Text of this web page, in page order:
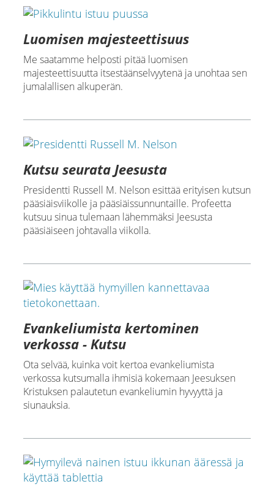
Luomisen majesteettisuus
Me saatamme helposti pitää luomisen
majesteettisuutta itsestäänselvyytenä ja unohtaa sen
jumalallisen alkuperän.
Kutsu seurata Jeesusta
Presidentti Russell M. Nelson esittää erityisen kutsun
pääsiäisviikolle ja pääsiäissunnuntaille. Profeetta
kutsuu sinua tulemaan lähemmäksi Jeesusta
pääsiäiseen johtavalla viikolla.
Evankeliumista kertominen
verkossa - Kutsu
Ota selvää, kuinka voit kertoa evankeliumista
verkossa kutsumalla ihmisiä kokemaan Jeesuksen
Kristuksen palautetun evankeliumin hyvyyttä ja
siunauksia.